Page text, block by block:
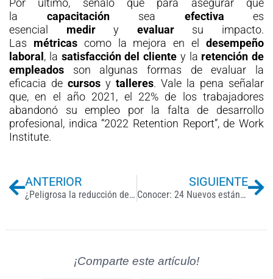
Por último, señaló que para asegurar que
la capacitación sea efectiva es
esencial mediry evaluar su impacto.
Las métricas como la mejora en eldesempeño
laboral , la satisfacción del cliente y la retención de
empleados son algunas formas de evaluar la
eficacia de cursos y talleres. Vale la pena señalar
que, en el año 2021, el 22% de los trabajadores
abandonó su empleo por la falta de desarrollo
profesional, indica “2022 Retention Report”, de Work
Institute.
Previo
ANTERIOR
¿Peligrosa la reducción de la semana laboral?
SIGUIENTE
Conocer: 24 Nuevos estándares competencia
¡Comparte este artículo!